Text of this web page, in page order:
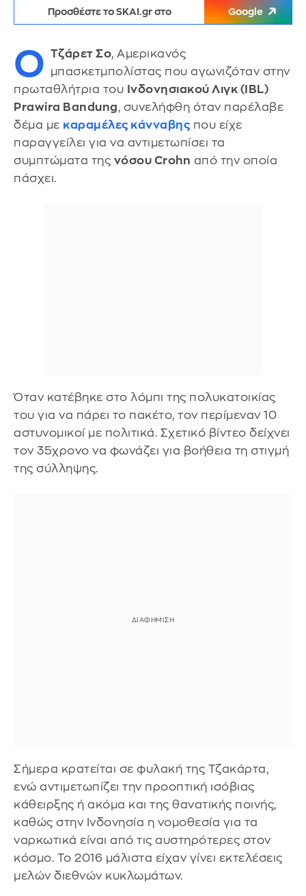
Προσθέστε το SKAI.gr στο Google
Ο Τζάρετ Σο, Αμερικανός
μπασκετμπολίστας που αγωνιζόταν στην
πρωταθλήτρια του Ινδονησιακού Λιγκ (IBL)
Prawira Bandung, συνελήφθη όταν παρέλαβε
δέμα με καραμέλες κάνναβης που είχε
παραγγείλει για να αντιμετωπίσει τα
συμπτώματα της νόσου Crohn από την οποία
πάσχει.
Όταν κατέβηκε στο λόμπι της πολυκατοικίας
του για να πάρει το πακέτο, τον περίμεναν 10
αστυνομικοί με πολιτικά. Σχετικό βίντεο δείχνει
τον 35χρονο να φωνάζει για βοήθεια τη στιγμή
της σύλληψης.
Σήμερα κρατείται σε φυλακή της Τζακάρτα,
ενώ αντιμετωπίζει την προοπτική ισόβιας
κάθειρξης ή ακόμα και της θανατικής ποινής,
καθώς στην Ινδονησία η νομοθεσία για τα
ναρκωτικά είναι από τις αυστηρότερες στον
κόσμο. Το 2016 μάλιστα είχαν γίνει εκτελέσεις
μελών διεθνών κυκλωμάτων.